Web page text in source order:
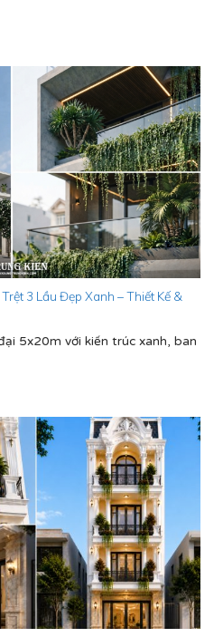
3 Lầu Đẹp Xanh – Thiết Kế &
5x20m với kiến trúc xanh, ban